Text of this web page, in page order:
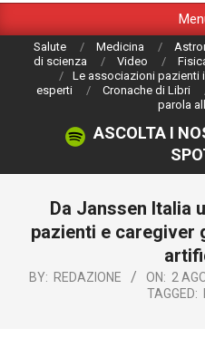
Navigation
Salute Medicina
di scienza
Video
Le associazioni pazienti
esperti
Cronache di Libri
parola
ASCOLTA I
Da Janssen Italia
pazienti e caregiver
BY: REDAZIONE ON: 2
TAGGED: